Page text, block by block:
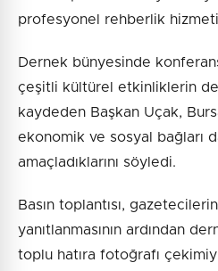
profesyonel rehberlik
Dernek bünyesinde
çeşitli kültürel etkinliklerin
kaydeden Başkan Uçak,
ekonomik ve sosyal bağları
amaçladıklarını söyledi.
Basın toplantısı,
yanıtlanmasının ardından
toplu hatıra fotoğrafı